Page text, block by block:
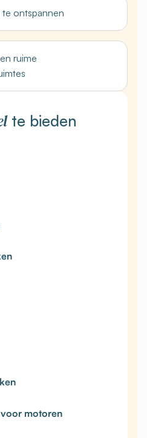
ontspannen
ruime
te bieden
motoren